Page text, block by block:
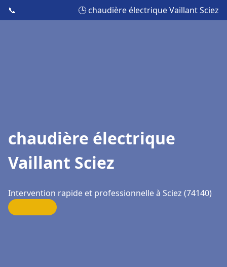
📞 🕒 chaudière électrique Vaillant Sciez
chaudière électrique
Vaillant Sciez
Intervention rapide et professionnelle à Sciez (74140)